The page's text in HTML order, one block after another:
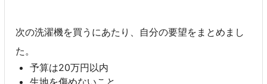
次の洗濯機を買うにあたり、自分の要望をまとめまし
た。
予算は20万円以内
生地を傷めないこと